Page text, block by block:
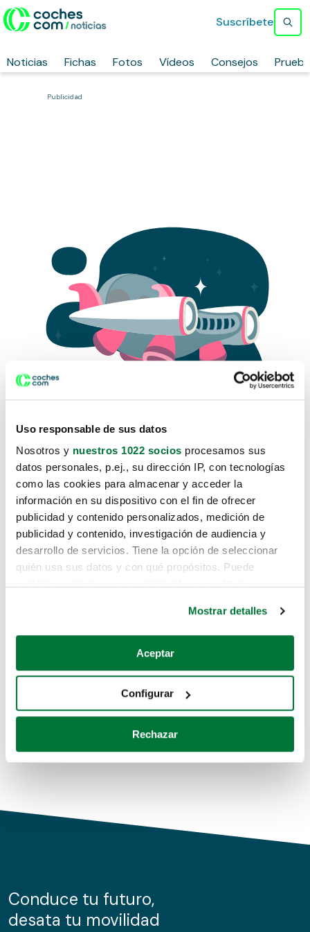
Uso responsable de sus datos
Nosotros y nuestros 1022 socios procesamos sus
datos personales, p.ej., su dirección IP, con tecnologías
como las cookies para almacenar y acceder la
información en su dispositivo con el fin de ofrecer
publicidad y contenido personalizados, medición de
publicidad y contenido, investigación de audiencia y
desarrollo de servicios. Tiene la opción de seleccionar
quién usa sus datos y con qué propósitos. Puede
Si lo permite, también quisiéramos:
Recopilar información sobre su ubicación geográfica
Identificar su dispositivo analizándolo activamente
para buscar características específicas (huellas
Obtenga más información sobre cómo se procesan sus
de cookies.
información sobre el uso que haga del sitio web con
nuestros partners de redes sociales, publicidad y análisis
Mostrar detalles
Aceptar
Configurar
Rechazar
Noticias Fichas Fotos Vídeos Consejos
Suscríbete
Publicidad
Lo sentimos, no sabemos como
te hemos traido hasta aquí.
Pero puedes encontrar el coche que estás
buscando en alguno de estos enlaces:
Coches de segunda mano
Coches de km0
Conduce tu futuro,
desata tu movilidad